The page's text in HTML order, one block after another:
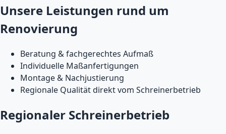
Unsere Leistungen rund um
Renovierung
Beratung & fachgerechtes Aufmaß
Individuelle Maßanfertigungen
Montage & Nachjustierung
Regionale Qualität direkt vom Schreinerbetrieb
Regionaler Schreinerbetrieb